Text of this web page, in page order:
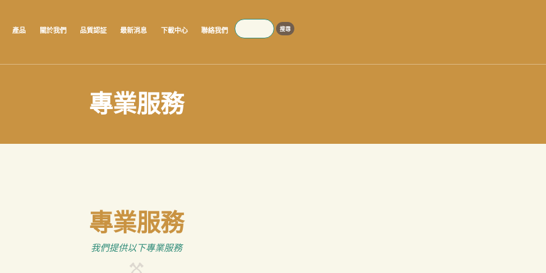
產品 關於我們 品質認証 最新消息 下載中心 聯絡我們
SEARCH
專業服務
專業服務
我們提供以下專業服務